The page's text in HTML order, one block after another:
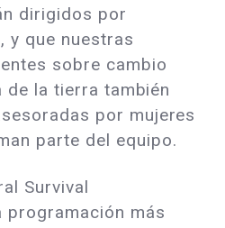
dirigidos por
y que nuestras
sobre cambio
la tierra también
por mujeres
parte del equipo.
Survival
programación más